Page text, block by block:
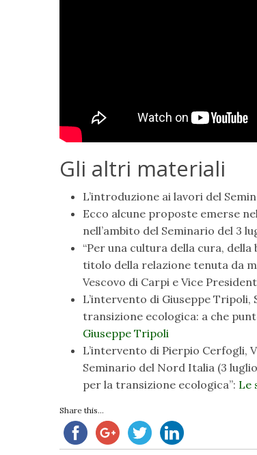
Gli altri materiali
L’introduzione ai lavori del
Ecco alcune proposte emerse
nell’ambito del Seminario del 3
“Per una cultura della cura,
titolo della relazione tenuta da
Vescovo di Carpi e Vice
L’intervento di Giuseppe
transizione ecologica: a che
Giuseppe Tripoli
L’intervento di Pierpio Cerfogli,
Seminario del Nord Italia (3
per la transizione ecologica”: Le
Share this...